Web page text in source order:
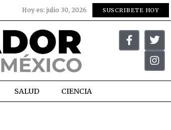
Hoy es: julio 30, 2026 SUSCRIBETE HOY
SALUD CIENCIA